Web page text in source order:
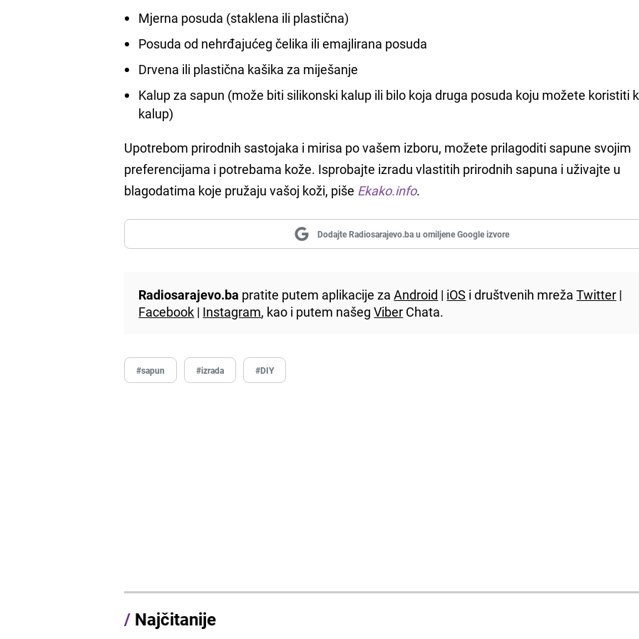
Mjerna posuda (staklena ili plastična)
Posuda od nehrđajućeg čelika ili emajlirana posuda
Drvena ili plastična kašika za miješanje
Kalup za sapun (može biti silikonski kalup ili bilo koja druga posuda koju možete koristiti
kalup)
Upotrebom prirodnih sastojaka i mirisa po vašem izboru, možete prilagoditi sapune svojim
preferencijama i potrebama kože. Isprobajte izradu vlastitih prirodnih sapuna i uživajte u
blagodatima koje pružaju vašoj koži, piše Ekako.info.
Dodajte Radiosarajevo.ba u omiljene Google izvore
Radiosarajevo.ba pratite putem aplikacije zaAndroid | iOS i društvenih mrežaTwitter |
Facebook | Instagram, kao i putem našegViber Chata.
#sapun #izrada #DIY
/ Najčitanije